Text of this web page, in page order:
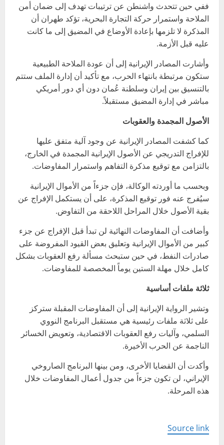
ففي حين تتحدث واشنطن عن ترتيبات تهدف إلى ضمان أمن
الملاحة واستمرار حركة التجارة البحرية، تؤكد طهران أن
المذكرة لا تلزمها بإعادة الأوضاع في المضيق إلى ما كانت
عليه قبل الأزمة.
وأشارت المصادر الإيرانية إلى أن عودة الملاحة الطبيعية
ستكون مرتبطة بانتهاء الحرب، مع تأكيد أن إدارة الملف ستتم
بالتنسيق بين إيران وسلطنة عُمان دون أي دور أمريكي
مباشر في إدارة المضيق مستقبلاً.
الأصول المجمدة والعقوبات
كما كشفت المصادر الإيرانية عن وجود آلية متفق عليها
للإفراج التدريجي عن الأصول الإيرانية المجمدة في الخارج،
بالتزامن مع توقيع مذكرة التفاهم واستمرار المفاوضات.
وبحسب ما أوردته الوكالة، فإن جزءاً من الأموال الإيرانية
سيُفرج عنه فور توقيع المذكرة، على أن يستكمل الإفراج عن
بقية الأصول خلال المراحل اللاحقة من التفاوض.
وأضافت أن المفاوضات النهائية لن تبدأ قبل الإفراج عن جزء
كبير من الأموال الإيرانية وتعليق بعض القيود المفروضة على
صادرات النفط، في حين ستبحث مسألة رفع العقوبات بشكل
كامل خلال مهلة الستين يوماً المخصصة للمفاوضات.
ثلاثة ملفات أساسية
وتشير الرواية الإيرانية إلى أن المفاوضات المقبلة ستركز
على ثلاثة ملفات رئيسية هي مستقبل البرنامج النووي
السلمي، وآليات رفع العقوبات الاقتصادية، وتعويض الخسائر
الناجمة عن الحرب الأخيرة.
وأكدت أن القضايا الأخرى، ومن بينها البرنامج الصاروخي
الإيراني، لن تكون جزءاً من جدول أعمال المفاوضات خلال
هذه المرحلة.
Source link